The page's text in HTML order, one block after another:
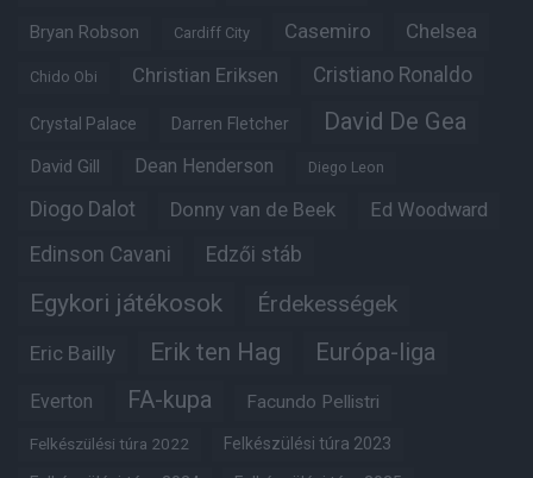
Bryan Robson Cardiff City Casemiro Chelsea
Chido Obi Christian Eriksen Cristiano Ronaldo
Crystal Palace Darren Fletcher David De Gea
David Gill Dean Henderson Diego Leon
Diogo Dalot Donny van de Beek Ed Woodward
Edinson Cavani Edzői stáb
Egykori játékosok Érdekességek
Eric Bailly Erik ten Hag Európa-liga
Everton FA-kupa Facundo Pellistri
Felkészülési túra 2022 Felkészülési túra 2023